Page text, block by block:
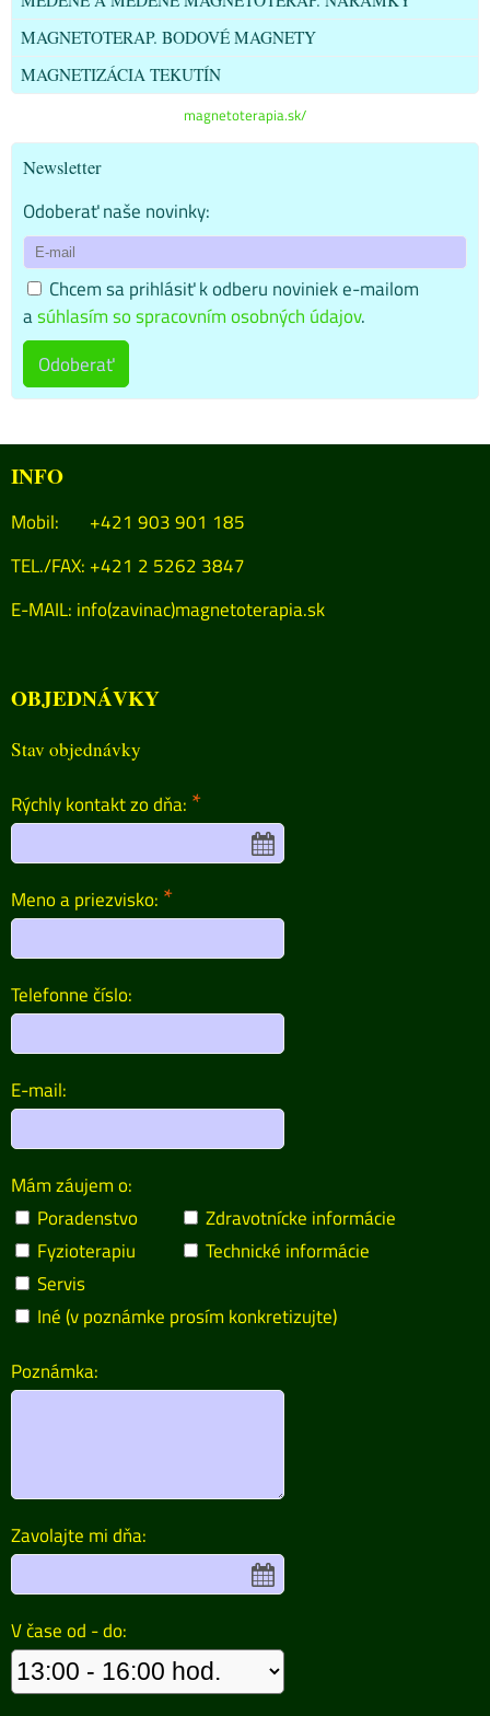
MAGNETOTERAP. BODOVÉ MAGNETY
MAGNETIZÁCIA TEKUTÍN
magnetoterapia.sk/
Newsletter
Odoberať naše novinky:
Chcem sa prihlásiť k odberu noviniek e-mailom
asúhlasím so spracovním osobných údajov.
Odoberať
INFO
Mobil: +421 903 901 185
TEL./FAX: +421 2 5262 3847
E-MAIL: info(zavinac)magnetoterapia.sk
OBJEDNÁVKY
Stav objednávky
Rýchly kontakt zo dňa: *
Meno a priezvisko: *
Telefonne číslo:
E-mail:
Mám záujem o:
Poradenstvo
Zdravotnícke informácie
Fyzioterapiu
Technické informácie
Servis
Iné (v poznámke prosím konkretizujte)
Poznámka:
Zavolajte mi dňa:
V čase od - do: